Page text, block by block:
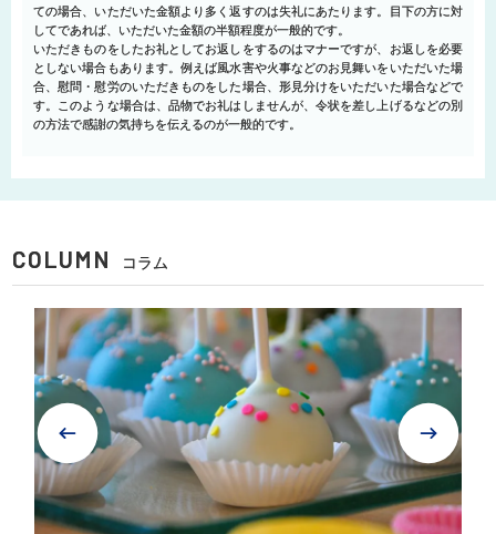
ての場合、いただいた金額より多く返すのは失礼にあたります。目下の方に対
してであれば、いただいた金額の半額程度が一般的です。
いただきものをしたお礼としてお返しをするのはマナーですが、お返しを必要
としない場合もあります。例えば風水害や火事などのお見舞いをいただいた場
合、慰問・慰労のいただきものをした場合、形見分けをいただいた場合などで
す。このような場合は、品物でお礼はしませんが、令状を差し上げるなどの別
の方法で感謝の気持ちを伝えるのが一般的です。
COLUMN コラム